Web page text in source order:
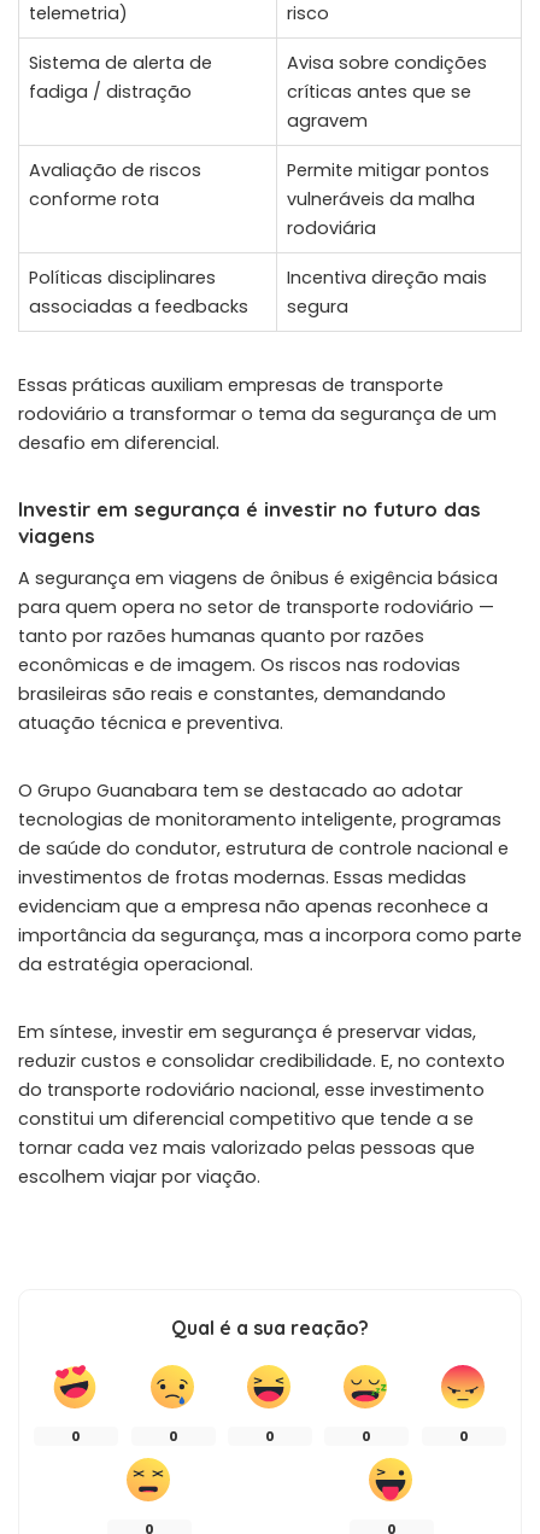
telemetria)
risco
Sistema de alerta de
fadiga / distração
Avisa sobre condições
críticas antes que se
agravem
Avaliação de riscos
conforme rota
Permite mitigar pontos
vulneráveis da malha
rodoviária
Políticas disciplinares
associadas a feedbacks
Incentiva direção mais
segura
Essas práticas auxiliam empresas de transporte
rodoviário a transformar o tema da segurança de um
desafio em diferencial.
Investir em segurança é investir no futuro das
viagens
A segurança em viagens de ônibus é exigência básica
para quem opera no setor de transporte rodoviário —
tanto por razões humanas quanto por razões
econômicas e de imagem. Os riscos nas rodovias
brasileiras são reais e constantes, demandando
atuação técnica e preventiva.
O Grupo Guanabara tem se destacado ao adotar
tecnologias de monitoramento inteligente, programas
de saúde do condutor, estrutura de controle nacional e
investimentos de frotas modernas. Essas medidas
evidenciam que a empresa não apenas reconhece a
importância da segurança, mas a incorpora como parte
da estratégia operacional.
Em síntese, investir em segurança é preservar vidas,
reduzir custos e consolidar credibilidade. E, no contexto
do transporte rodoviário nacional, esse investimento
constitui um diferencial competitivo que tende a se
tornar cada vez mais valorizado pelas pessoas que
escolhem viajar por viação.
Qual é a sua reação?
0 0 0 0 0
0 0